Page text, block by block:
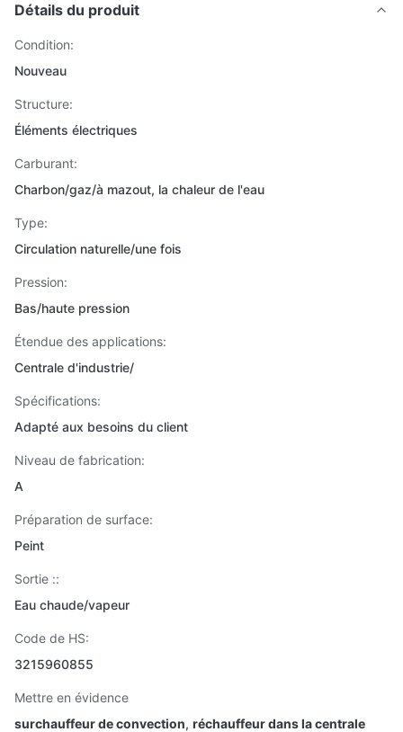
Détails du produit
Condition:
Nouveau
Structure:
Éléments électriques
Carburant:
Charbon/gaz/à mazout, la chaleur de l'eau
Type:
Circulation naturelle/une fois
Pression:
Bas/haute pression
Étendue des applications:
Centrale d'industrie/
Spécifications:
Adapté aux besoins du client
Niveau de fabrication:
A
Préparation de surface:
Peint
Sortie ::
Eau chaude/vapeur
Code de HS:
3215960855
Mettre en évidence
surchauffeur de convection, réchauffeur dans la centrale